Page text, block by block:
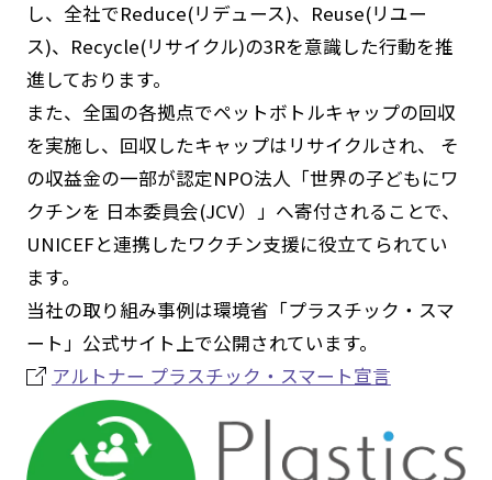
し、全社でReduce(リデュース)、Reuse(リユー
ス)、Recycle(リサイクル)の3Rを意識した行動を推
進しております。
また、全国の各拠点でペットボトルキャップの回収
を実施し、回収したキャップはリサイクルされ、 そ
の収益金の一部が認定NPO法人「世界の子どもにワ
クチンを 日本委員会(JCV）」へ寄付されることで、
UNICEFと連携したワクチン支援に役立てられてい
ます。
当社の取り組み事例は環境省「プラスチック・スマ
ート」公式サイト上で公開されています。
アルトナー プラスチック・スマート宣言